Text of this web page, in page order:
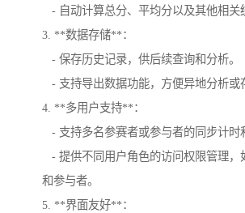
- 自动计算总分、平均分以及其他相关
3. **数据存储**：
- 保存历史记录，供后续查询和分析。
- 支持导出数据功能，方便异地分析或
4. **多用户支持**：
- 支持多名参赛者或参与者的同步计时
- 提供不同用户角色的访问权限管理，
和参与者。
5. **界面友好**：